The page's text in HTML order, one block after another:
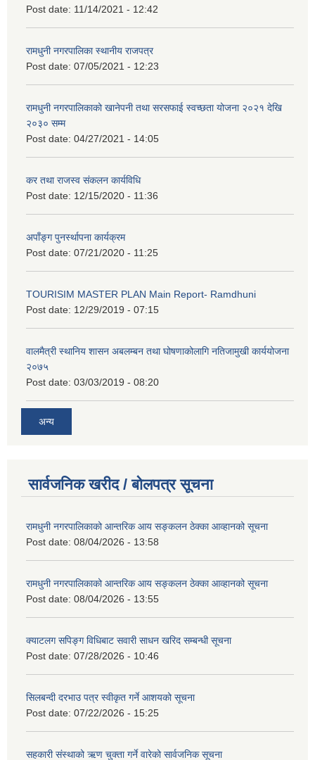
Post date: 11/14/2021 - 12:42
रामधुनी नगरपालिका स्थानीय राजपत्र
Post date: 07/05/2021 - 12:23
रामधुनी नगरपालिकाको खानेपनी तथा सरसफाई स्वच्छता योजना २०२१ देखि
२०३० सम्म
Post date: 04/27/2021 - 14:05
कर तथा राजस्व संकलन कार्यविधि
Post date: 12/15/2020 - 11:36
अपाँङ्ग पुनर्स्थापना कार्यक्रम
Post date: 07/21/2020 - 11:25
TOURISIM MASTER PLAN Main Report- Ramdhuni
Post date: 12/29/2019 - 07:15
वालमैत्री स्थानिय शासन अबलम्बन तथा घोषणाकोलागि नतिजामुखी कार्ययोजना
२०७५
Post date: 03/03/2019 - 08:20
अन्य
सार्वजनिक खरीद / बोलपत्र सूचना
रामधुनी नगरपालिकाको आन्तरिक आय सङ्कलन ठेक्का आव्हानको सूचना
Post date: 08/04/2026 - 13:58
रामधुनी नगरपालिकाको आन्तरिक आय सङ्कलन ठेक्का आव्हानको सूचना
Post date: 08/04/2026 - 13:55
क्याटलग सपिङ्ग विधिबाट सवारी साधन खरिद सम्बन्धी सूचना
Post date: 07/28/2026 - 10:46
सिलबन्दी दरभाउ पत्र स्वीकृत गर्ने आशयको सूचना
Post date: 07/22/2026 - 15:25
सहकारी संस्थाको ऋण चुक्ता गर्ने वारेको सार्वजनिक सूचना